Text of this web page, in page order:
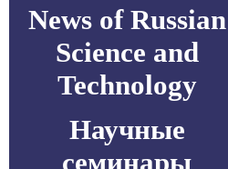
News of Russian
Science and
Technology
Научные
семинары